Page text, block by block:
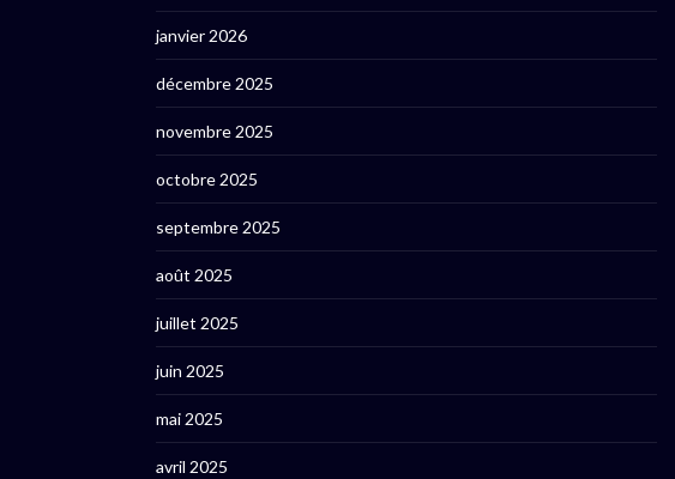
janvier 2026
décembre 2025
novembre 2025
octobre 2025
septembre 2025
août 2025
juillet 2025
juin 2025
mai 2025
avril 2025